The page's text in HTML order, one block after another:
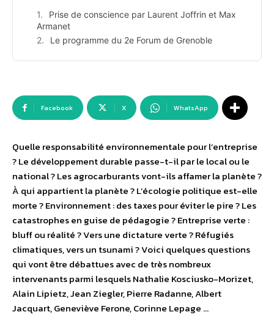
Prise de conscience par Laurent Joffrin et Max
Armanet
Le programme du 2e Forum de Grenoble
Facebook X WhatsApp
Quelle responsabilité environnementale pour l’entreprise
? Le développement durable passe-t-il par le local ou le
national ? Les agrocarburants vont-ils affamer la planète ?
À qui appartient la planète ? L’écologie politique est-elle
morte ? Environnement : des taxes pour éviter le pire ? Les
catastrophes en guise de pédagogie ? Entreprise verte :
bluff ou réalité ? Vers une dictature verte ? Réfugiés
climatiques, vers un tsunami ? Voici quelques questions
qui vont être débattues avec de très nombreux
intervenants parmi lesquels Nathalie Kosciusko-Morizet,
Alain Lipietz, Jean Ziegler, Pierre Radanne, Albert
Jacquart, Geneviève Ferone, Corinne Lepage …